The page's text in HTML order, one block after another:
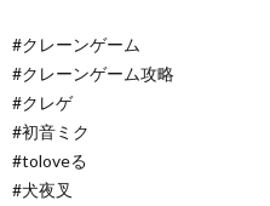
#クレーンゲーム
#クレーンゲーム攻略
#クレゲ
#初音ミク
#toloveる
#犬夜叉